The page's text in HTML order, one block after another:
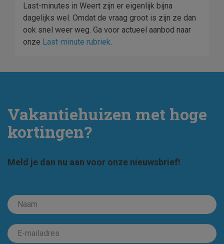
Last-minutes in Weert zijn er eigenlijk bijna
dagelijks wel. Omdat de vraag groot is zijn ze dan
ook snel weer weg. Ga voor actueel aanbod naar
onze Last-minute rubriek.
Vakantiehuizen met hoge
kortingen?
Meld je dan nu aan voor onze nieuwsbrief!